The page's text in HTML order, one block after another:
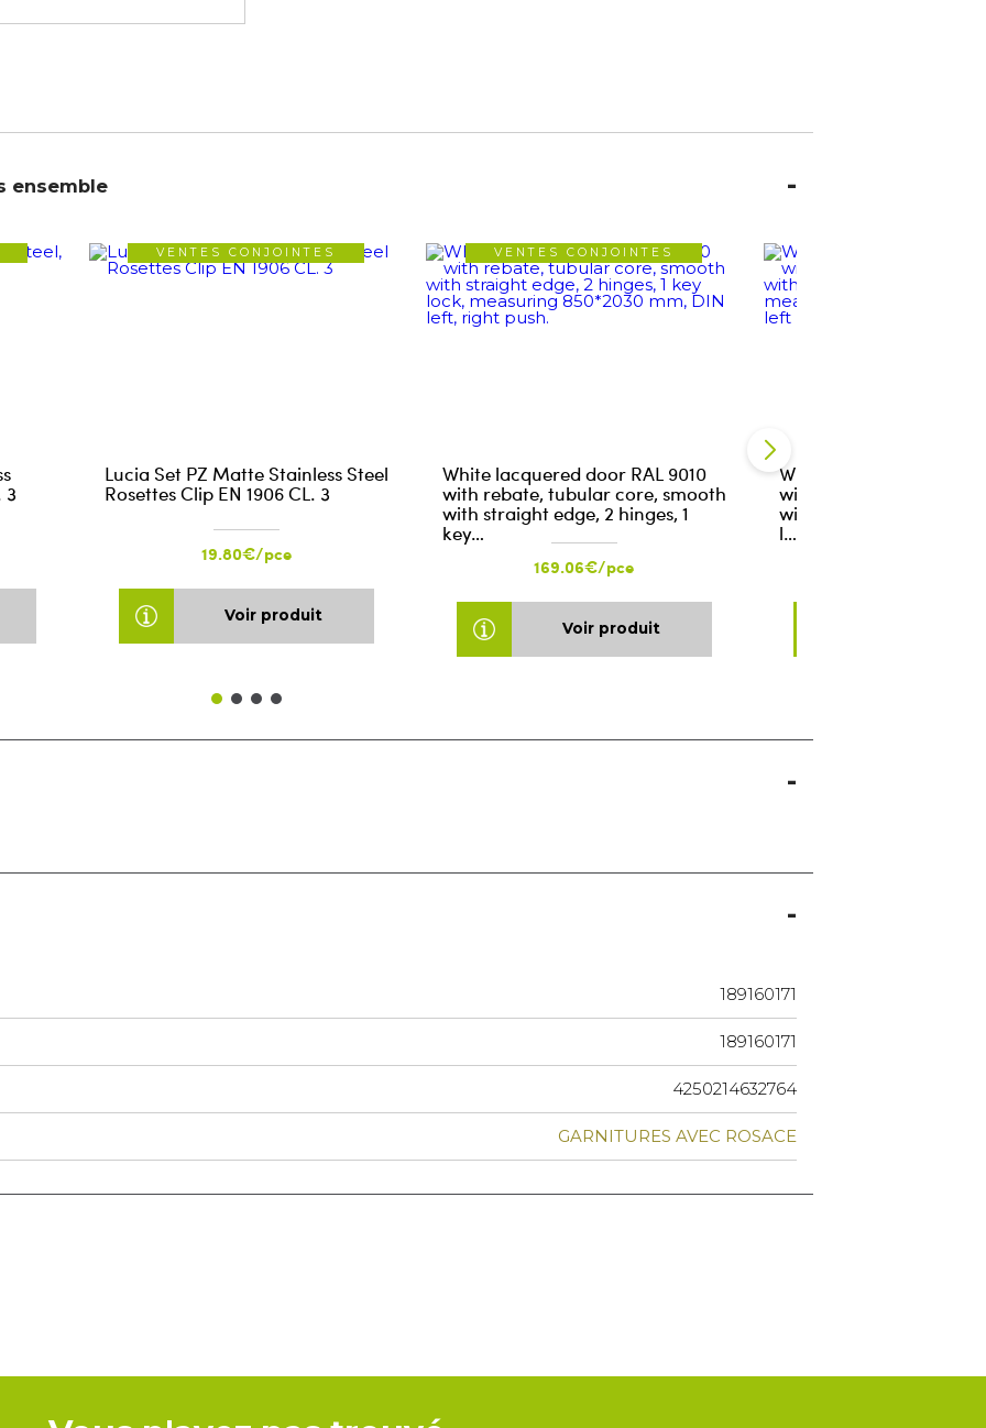
ensemble
3
VENTES CONJOINTES
Lucia Set PZ Matte Stainless Steel
Rosettes Clip EN 1906 CL. 3
19.80€/pce
Voir produit
VENTES CONJOINTES
White lacquered door RAL 9010
with rebate, tubular core, smooth
with straight edge, 2 hinges, 1
key…
169.06€/pce
Voir produit
White lacquered door
with rebate, tubular
with square edge, 2
l…
189160171
189160171
4250214632764
GARNITURES AVEC ROSACE